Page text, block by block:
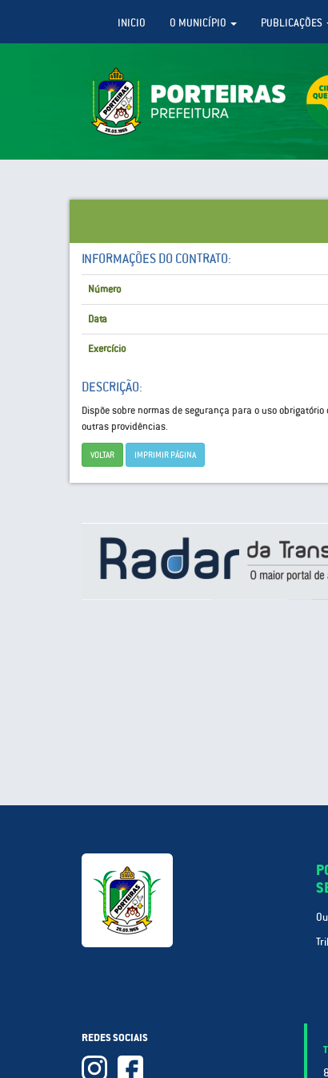
INICIO O MUNICÍPIO PUBLICAÇÕES
INFORMAÇÕES DO CONTRATO:
Número
Data
Exercício
DESCRIÇÃO:
Dispõe sobre normas de segurança para o uso
outras providências.
VOLTAR IMPRIMIR PÁGINA
REDES SOCIAIS